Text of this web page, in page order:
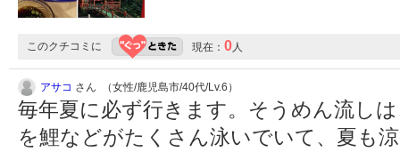
このクチコミに 現在： 0人
アサコ さん （女性/鹿児島市/40代/Lv.6）
毎年夏に必ず行きます。そうめん流し
を鯉などがたくさん泳いでいて、夏も